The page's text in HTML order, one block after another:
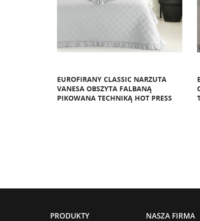
EUROFIRANY CLASSIC NARZUTA
VANESA OBSZYTA FALBANĄ
PIKOWANA TECHNIKĄ HOT PRESS
PRODUKTY NASZA FIRMA